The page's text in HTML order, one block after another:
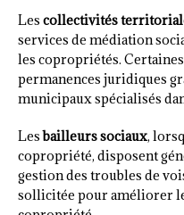
Les collectivités
services de médiation
les copropriétés. Certaines
permanences juridiques
municipaux spécialisés
Lesbailleurs sociaux,
copropriété, disposent
gestion des troubles de
sollicitée pour améliorer